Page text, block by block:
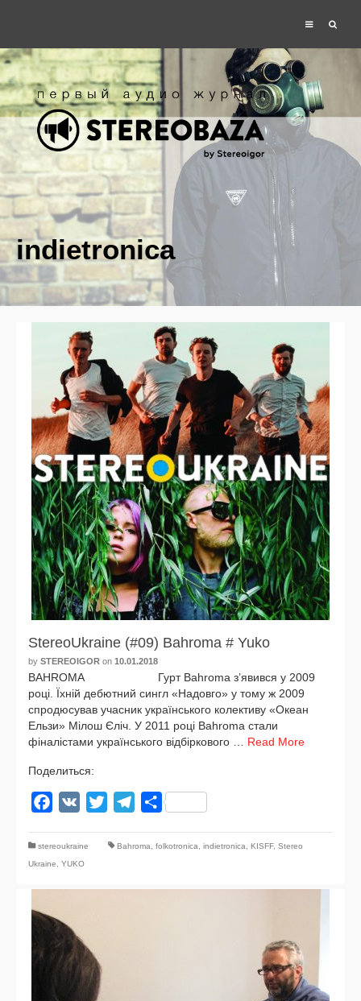
indietronica
StereoUkraine (#09) Bahroma # Yuko
by STEREOIGOR on 10.01.2018
BAHROMA Гурт Bahroma з’яви­вся у 2009
році. Їхній дебют­ний син­гл «Надовго» у тому ж 2009
спро­дю­су­вав учас­ник українсь­ко­го колек­ти­ву «Океан
Ельзи» Мілош Єліч. У 2011 році Bahroma ста­ли
фіналіста­ми українсь­ко­го від­бір­ко­во­го … Read More
Поделиться:
Facebook
VK Twitter TelegramОтправить
stereoukraine Bahroma folkotronica indietronica KISFF, Stereo
Ukraine
YUKO